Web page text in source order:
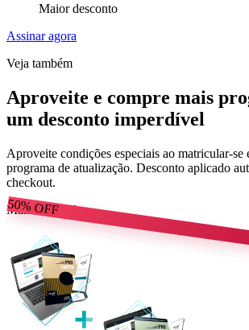
Maior desconto
Assinar agora
Veja também
Aproveite e compre mais
um desconto imperdível
Aproveite condições especiais ao matricular-se
programa de atualização. Desconto aplicado
checkout.
Mais escolhido
50%OFF